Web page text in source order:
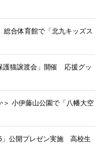
合体育館で「北九キッズス
護猫譲渡会」開催 応援グッ
小伊藤山公園で「八幡大空
」公開プレゼン実施 高校生